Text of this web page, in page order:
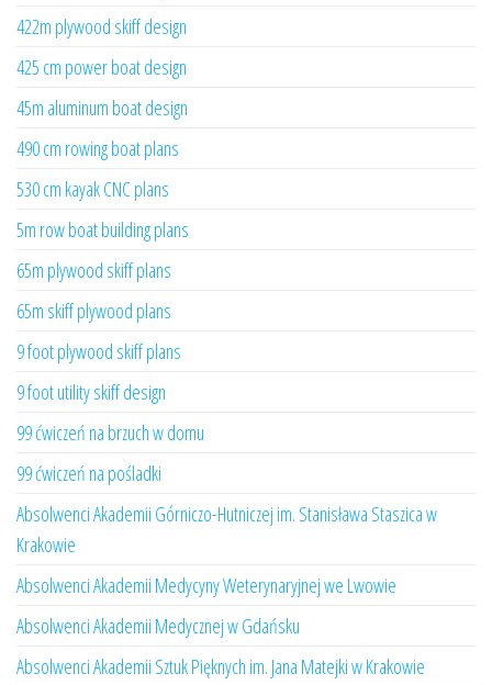
422m plywood skiff design
425 cm power boat design
45m aluminum boat design
490 cm rowing boat plans
530 cm kayak CNC plans
5m row boat building plans
65m plywood skiff plans
65m skiff plywood plans
9 foot plywood skiff plans
9 foot utility skiff design
99 ćwiczeń na brzuch w domu
99 ćwiczeń na pośladki
Absolwenci Akademii Górniczo-Hutniczej im. Stanisława Staszica w
Krakowie
Absolwenci Akademii Medycyny Weterynaryjnej we Lwowie
Absolwenci Akademii Medycznej w Gdańsku
Absolwenci Akademii Sztuk Pięknych im. Jana Matejki w Krakowie